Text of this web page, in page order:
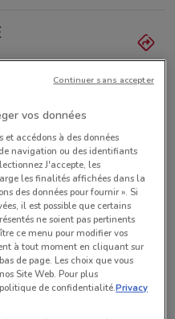
vos données
et accédons à des données
navigation ou des identifiants
J'accepte, les
les finalités affichées dans la
des données pour fournir ». Si
il est possible que certains
ne soient pas pertinents
ce menu pour modifier vos
à tout moment en cliquant sur
de page. Les choix que vous
Site Web. Pour plus
de confidentialité.Privacy
Continuer sans accepter